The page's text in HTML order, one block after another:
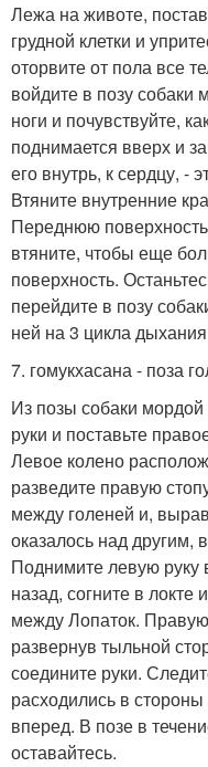
Лежа на животе,
грудной клетки и
оторвите от пола все
войдите в позу
ноги и почувствуйте,
поднимается вверх и
его внутрь, к сердцу, -
Втяните внутренние
Переднюю
втяните, чтобы еще
поверхность.
перейдите в позу
ней на 3 цикла
7. гомукхасана - поза
Из позы собаки мордой
руки и поставьте
Левое колено
разведите правую
между голеней и,
оказалось над другим,
Поднимите левую руку
назад, согните в локте
между Лопаток. Правую
развернув тыльной
соедините руки.
расходились в
вперед. В позе в
оставайтесь.